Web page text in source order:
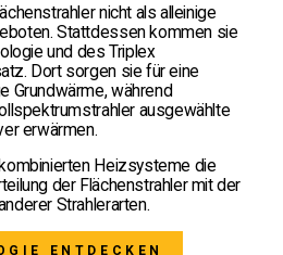
nicht als alleinige
Stattdessen kommen sie
und des Triplex
Dort sorgen sie für eine
Grundwärme, während
ausgewählte
erwärmen.
Heizsysteme die
der Flächenstrahler mit der
Strahlerarten.
ENTDECKEN